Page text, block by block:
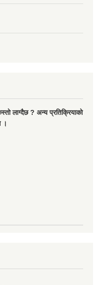
लाग्दैछ ? अन्य प्रतिक्रियाको
।